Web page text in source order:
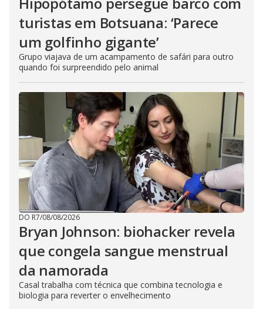
turistas em Botsuana: ‘Parece
um golfinho gigante’
Grupo viajava de um acampamento de safári para outro
quando foi surpreendido pelo animal
DO R7/08/08/2026
Bryan Johnson: biohacker revela
que congela sangue menstrual
da namorada
Casal trabalha com técnica que combina tecnologia e
biologia para reverter o envelhecimento